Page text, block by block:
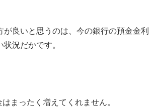
が良いと思うのは、今の銀行の預金金利
況だかです。
まったく増えてくれません。